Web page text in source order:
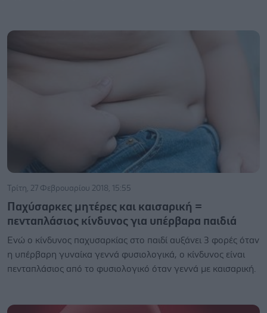
Τρίτη, 27 Φεβρουαρίου 2018, 15:55
Παχύσαρκες μητέρες και καισαρική =
πενταπλάσιος κίνδυνος για υπέρβαρα παιδιά
Ενώ ο κίνδυνος παχυσαρκίας στο παιδί αυξάνει 3 φορές όταν
η υπέρβαρη γυναίκα γεννά φυσιολογικά, ο κίνδυνος είναι
πενταπλάσιος από το φυσιολογικό όταν γεννά με καισαρική.